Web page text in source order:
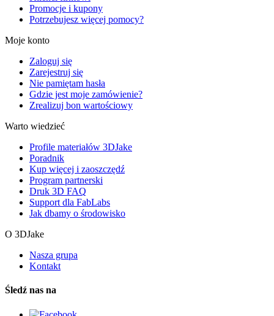
Promocje i kupony
Potrzebujesz więcej pomocy?
Moje konto
Zaloguj się
Zarejestruj się
Nie pamiętam hasła
Gdzie jest moje zamówienie?
Zrealizuj bon wartościowy
Warto wiedzieć
Profile materiałów 3DJake
Poradnik
Kup więcej i zaoszczędź
Program partnerski
Druk 3D FAQ
Support dla FabLabs
Jak dbamy o środowisko
O 3DJake
Nasza grupa
Kontakt
Śledź nas na